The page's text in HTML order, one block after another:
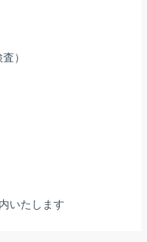
）
いたします